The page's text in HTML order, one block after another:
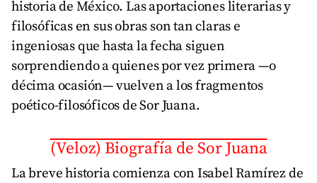
historia de México. Las aportaciones literarias y
filosóficas en sus obras son tan claras e
ingeniosas que hasta la fecha siguen
sorprendiendo a quienes por vez primera —o
décima ocasión— vuelven a los fragmentos
poético-filosóficos de Sor Juana.
(Veloz) Biografía de Sor Juana
La breve historia comienza con Isabel Ramírez de